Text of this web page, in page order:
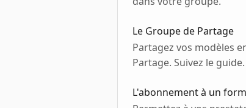
Le Groupe de Partage
Partagez vos modèles
Partage. Suivez le guide.
L'abonnement à un